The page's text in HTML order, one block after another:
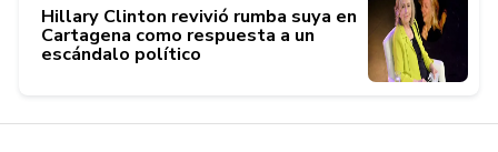
Hillary Clinton revivió rumba suya en
Cartagena como respuesta a un
escándalo político